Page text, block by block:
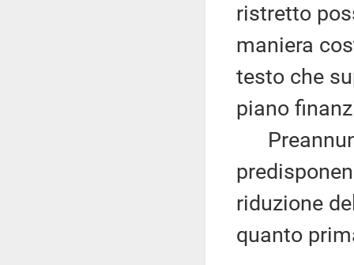
ristretto
maniera
testo che
piano
riduzione
quanto